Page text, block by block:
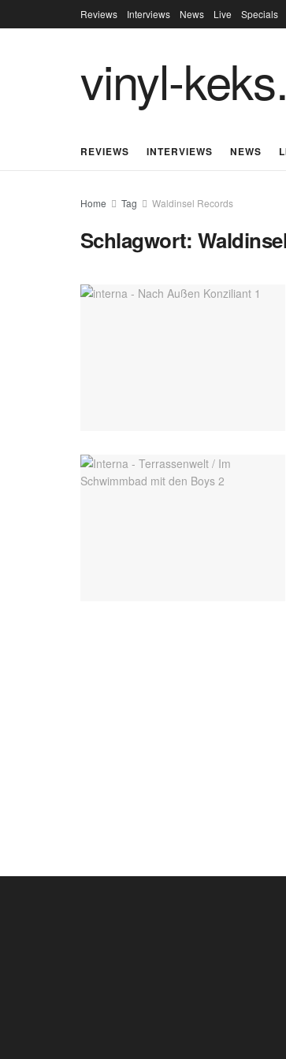
Reviews Interviews News Live Specials
vinyl-
REVIEWS INTERVIEWS NEWS
Home Tag Waldinsel Records
Schlagwort: